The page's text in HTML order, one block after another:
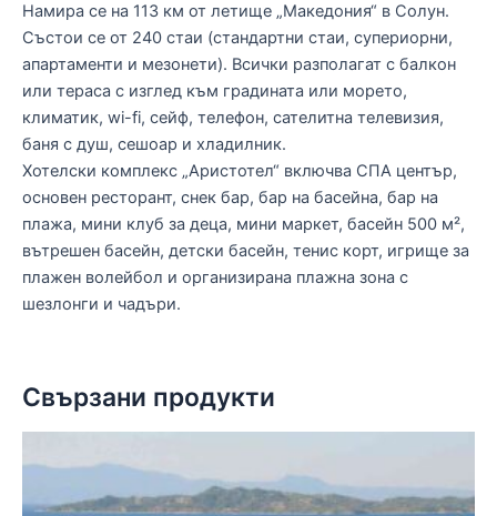
Намира се на 113 км от летище „Македония“ в Солун.
Състои се от 240 стаи (стандартни стаи, супериорни,
апартаменти и мезонети). Всички разполагат с балкон
или тераса с изглед към градината или морето,
климатик, wi-fi, сейф, телефон, сателитна телевизия,
баня с душ, сешоар и хладилник.
Хотелски комплекс „Аристотел“ включва СПА център,
основен ресторант, снек бар, бар на басейна, бар на
плажа, мини клуб за деца, мини маркет, басейн 500 м²,
вътрешен басейн, детски басейн, тенис корт, игрище за
плажен волейбол и организирана плажна зона с
шезлонги и чадъри.
Свързани продукти